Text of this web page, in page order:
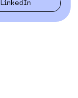
LinkedIn